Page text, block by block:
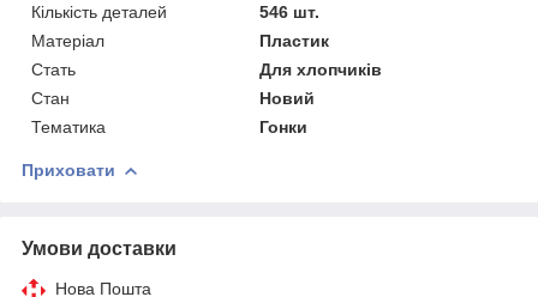
Кількість деталей
546 шт.
Матеріал
Пластик
Стать
Для хлопчиків
Стан
Новий
Тематика
Гонки
Приховати
Умови доставки
Нова Пошта